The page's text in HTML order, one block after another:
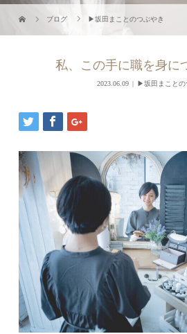
ブログ ▶︎坂田まことのつぶやき
私、この手に職を身に
2023.06.09 ▶︎坂田まことの